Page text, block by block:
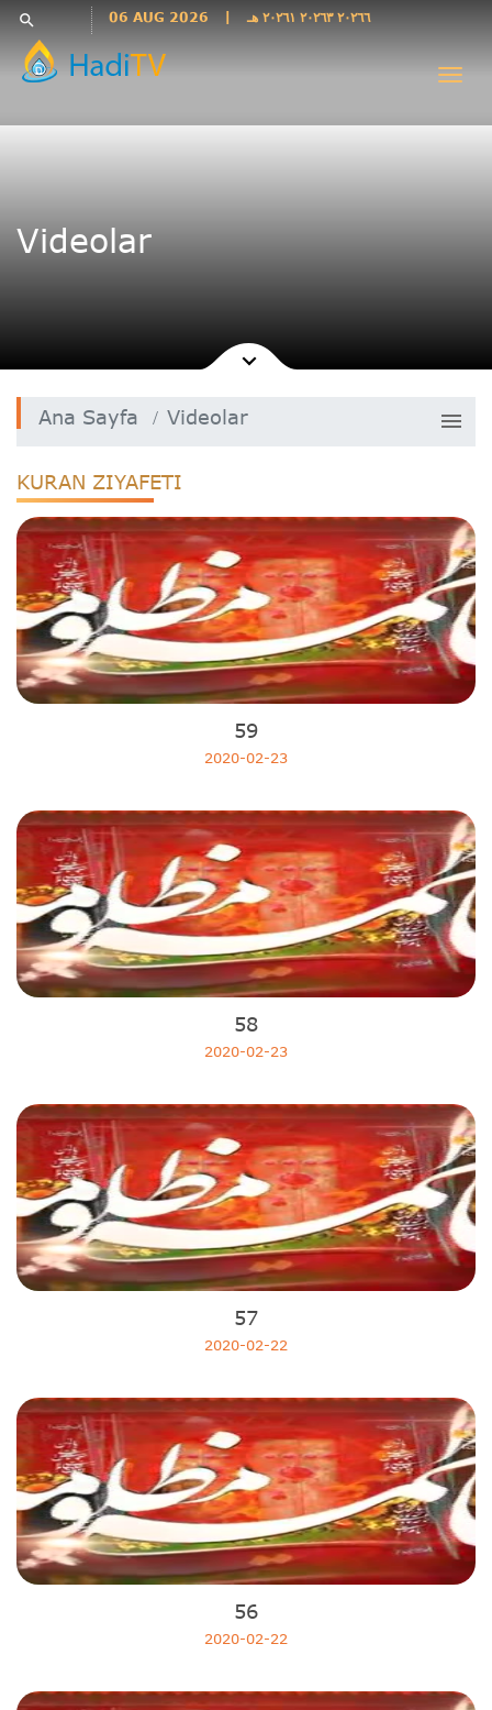
Languages
فارسی
فارسى
Bahasa
Indonesia
Hausa
Kiswahili
Deutsche
РУС
Fulfulde
Mandingue
search 06 AUG 2026 ٢٠٢٦٦ ٢٠٢٦٣ ٢٠٢٦١ هـ
Videolar
Ana Sayfa Videolar menu
Ehlibeyt Mektebinde Temel inanclar
Ramazan Sohbetleri
Muhtarname
Nehcul Belaga
Dua
Aile Saadeti
Dinimizi Öğrenelim
Rahmet iklimi
KUR'AN'İ KAVRAMLAR
Hayata Daır
KelamI Hak
ŞAHI MERDAN
KUR'AN'DAN ESİNTİLER
ON4 NURURUN HAYATI
Fıkıh Dersi
Adelet Güneşi
Ramazan Ayı Sohbetler
EHLIBEYT ÖZEL
O'NA DOĞRU
MUNASABET
CUMA HUTBELERİ
Ahlak Ve Yaşam
Farklı Bakış
İslamda Aile Ahlakı
Kuran Tefsiri
Hayatımızda Kuranın Önemi
Ahkam Saati
Kuranı Kerim Ziyafeti
Fecr Suresinin Tefsiri
MUHARREM'DEN SEFER'E DOĞRU
Matam Ayı
Minberden Ekrana Muharrem2020
Aşuradan Dersler
KURAN ZIYAFETI
59
2020-02-23
58
2020-02-23
57
2020-02-22
56
2020-02-22